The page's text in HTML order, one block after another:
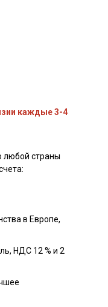
каждые 3-4
любой страны
в Европе,
НДС 12 % и 2